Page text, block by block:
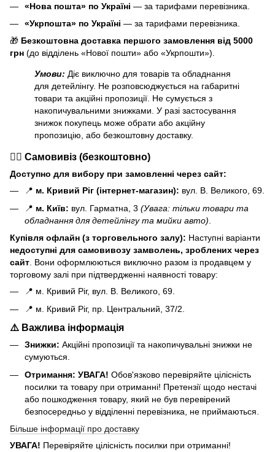
«Нова пошта» по Україні — за тарифами перевізника.
«Укрпошта» по Україні — за тарифами перевізника.
🎁 Безкоштовна доставка першого замовлення від 5000
грн (до відділень «Нової пошти» або «Укрпошти»).
Умови: Діє виключно для товарів та обладнання
для детейлінгу. Не розповсюджується на габаритні
товари та акційні пропозиції. Не сумується з
накопичувальними знижками. У разі застосування
знижок покупець може обрати або акційну
пропозицію, або безкоштовну доставку.
🏃‍♂️ Самовивіз (безкоштовно)
Доступно для вибору при замовленні через сайт:
📍 м. Кривий Ріг (інтернет-магазин): вул. В. Великого, 69.
📍 м. Київ: вул. Гарматна, 3 (Увага: тільки товари та
обладнання для детейлінгу та мийки авто)
Купівля офлайн (з торговельного залу): Наступні варіанти
недоступні для самовивозу замволень, зроблених через
сайт . Вони оформлюються виключно разом із продавцем у
торговому залі при підтвердженні наявності товару:
📍 м. Кривий Ріг, вул. В. Великого, 69.
📍 м. Кривий Ріг, пр. Центральний, 37/2.
⚠️ Важлива інформація
Знижки: Акційні пропозиції та накопичувальні знижки не
сумуються.
Отримання: УВАГА! Обов'язково перевіряйте цілісність
посилки та товару при отриманні! Претензії щодо нестачі
або пошкодження товару, який не був перевірений
безпосередньо у відділенні перевізника, не приймаються.
Більше інформації про доставку
УВАГА! Перевіряйте цілісність посилки при отриманні!